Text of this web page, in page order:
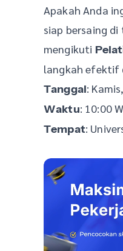
Apakah Anda
siap bersaing
mengikuti
langkah efektif
Tanggal:
Waktu: 10:00
Tempat: